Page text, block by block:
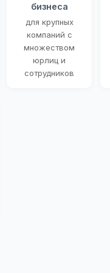
бизнеса
для крупных
компаний с
множеством
юрлиц и
сотрудников